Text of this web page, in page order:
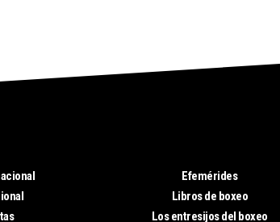
Efemérides
Libros de boxeo
Los entresijos del boxeo